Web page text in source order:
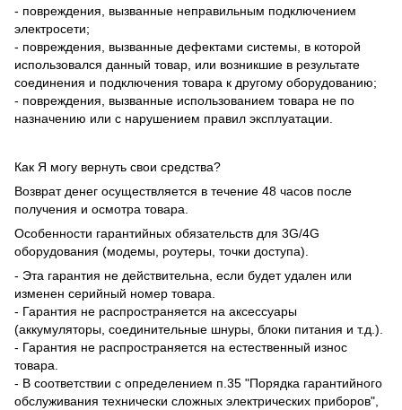
- повреждения, вызванные неправильным подключением
электросети;
- повреждения, вызванные дефектами системы, в которой
использовался данный товар, или возникшие в результате
соединения и подключения товара к другому оборудованию;
- повреждения, вызванные использованием товара не по
назначению или с нарушением правил эксплуатации.
Как Я могу вернуть свои средства?
Возврат денег осуществляется в течение 48 часов после
получения и осмотра товара.
Особенности гарантийных обязательств для 3G/4G
оборудования (модемы, роутеры, точки доступа).
- Эта гарантия не действительна, если будет удален или
изменен серийный номер товара.
- Гарантия не распространяется на аксессуары
(аккумуляторы, соединительные шнуры, блоки питания и т.д.).
- Гарантия не распространяется на естественный износ
товара.
- В соответствии с определением п.35 "Порядка гарантийного
обслуживания технически сложных электрических приборов",